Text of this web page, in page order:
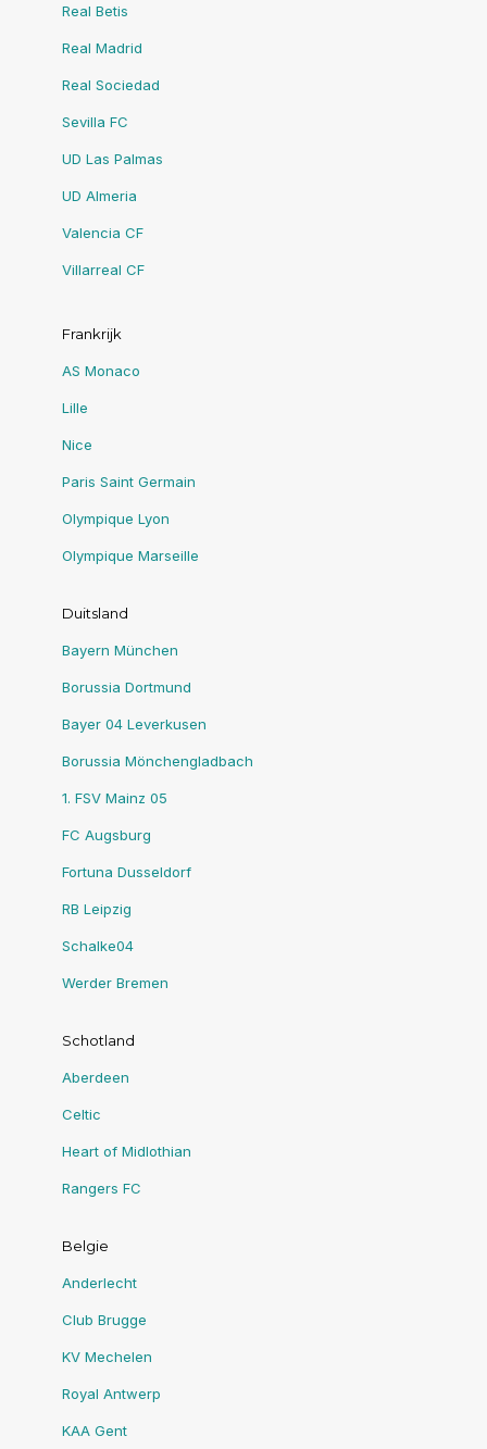
Real Betis
Real Madrid
Real Sociedad
Sevilla FC
UD Las Palmas
UD Almeria
Valencia CF
Villarreal CF
Frankrijk
AS Monaco
Lille
Nice
Paris Saint Germain
Olympique Lyon
Olympique Marseille
Duitsland
Bayern München
Borussia Dortmund
Bayer 04 Leverkusen
Borussia Mönchengladbach
1. FSV Mainz 05
FC Augsburg
Fortuna Dusseldorf
RB Leipzig
Schalke04
Werder Bremen
Schotland
Aberdeen
Celtic
Heart of Midlothian
Rangers FC
Belgie
Anderlecht
Club Brugge
KV Mechelen
Royal Antwerp
KAA Gent